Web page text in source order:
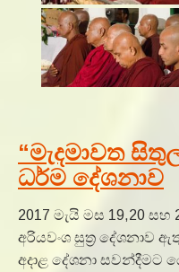
“මැදමාවත
ධර්ම දේශනාව
2017 මැයි මස 19,20
අරියවංශ සුත්‍ර දේශනාව
අදාළ දේශනා සවන්දීමට